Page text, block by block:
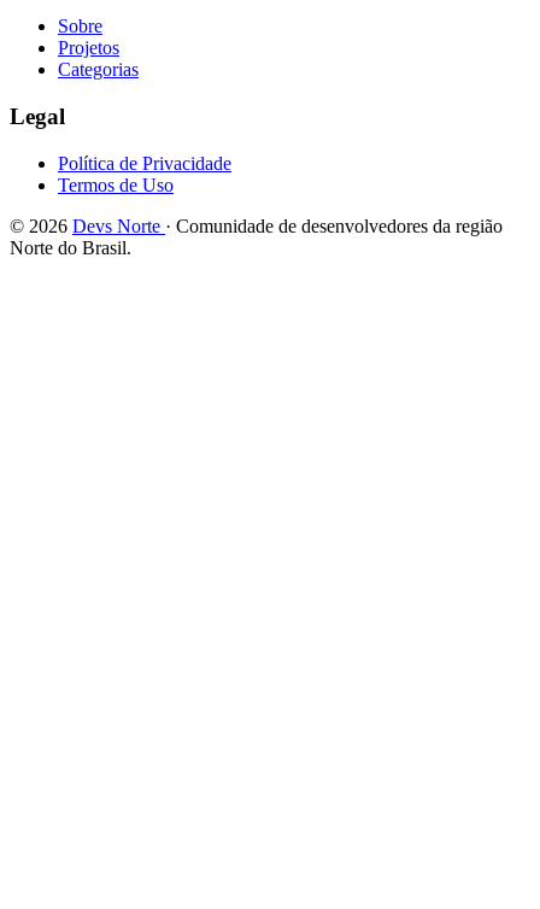
Sobre
Projetos
Categorias
Legal
Política de Privacidade
Termos de Uso
© 2026 Devs Norte · Comunidade de desenvolvedores da região
Norte do Brasil.